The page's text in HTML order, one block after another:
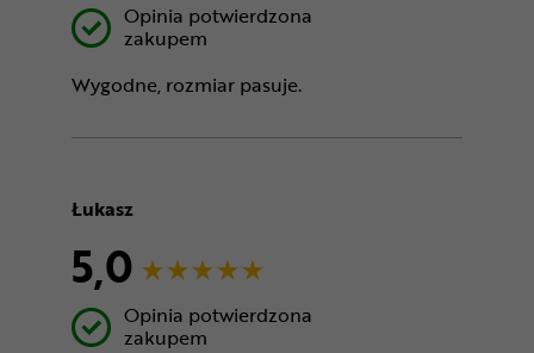
Opinia potwierdzona
zakupem
Wygodne, rozmiar pasuje.
Łukasz
5,0
Opinia potwierdzona
zakupem